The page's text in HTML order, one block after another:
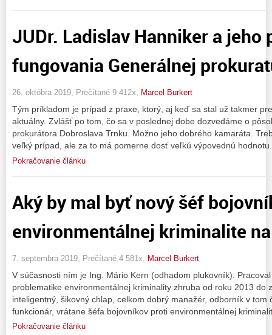
JUDr. Ladislav Hanniker a jeho
fungovania Generálnej
26. októbra 2019, Prečítané 9 412x, Marcel Burkert
Tým príkladom je prípad z praxe, ktorý, aj keď sa stal už takmer
aktuálny. Zvlášť po tom, čo sa v poslednej dobe dozvedáme o
prokurátora Dobroslava Trnku. Možno jeho dobrého kamaráta.
veľký prípad, ale za to má pomerne dosť veľkú výpovednú
Pokračovanie článku
Aký by mal byť nový šéf
environmentálnej kriminalite
7. septembra 2019, Prečítané 4 581x, Marcel Burkert
V súčasnosti ním je Ing. Mário Kern (odhadom plukovník).
problematike environmentálnej kriminality zhruba od roku 2013 do
inteligentný, šikovný chlap, celkom dobrý manažér, odborník v tom
funkcionár, vrátane šéfa bojovníkov proti environmentálnej
Pokračovanie článku